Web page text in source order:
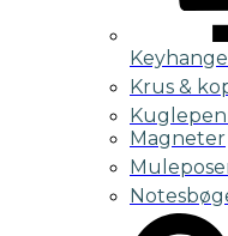
Krus &
Magneter